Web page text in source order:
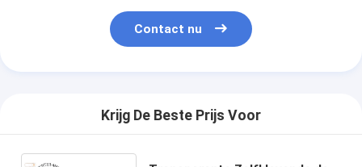
Contact nu
Krijg De Beste Prijs Voor